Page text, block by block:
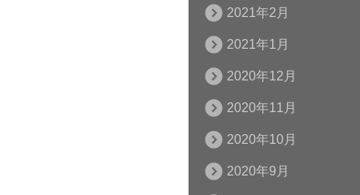
2021年2月
2021年1月
2020年12月
2020年11月
2020年10月
2020年9月